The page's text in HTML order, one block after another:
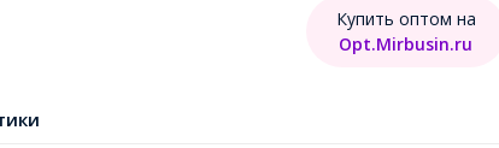
Купить оптом на
Opt.Mirbusin.ru